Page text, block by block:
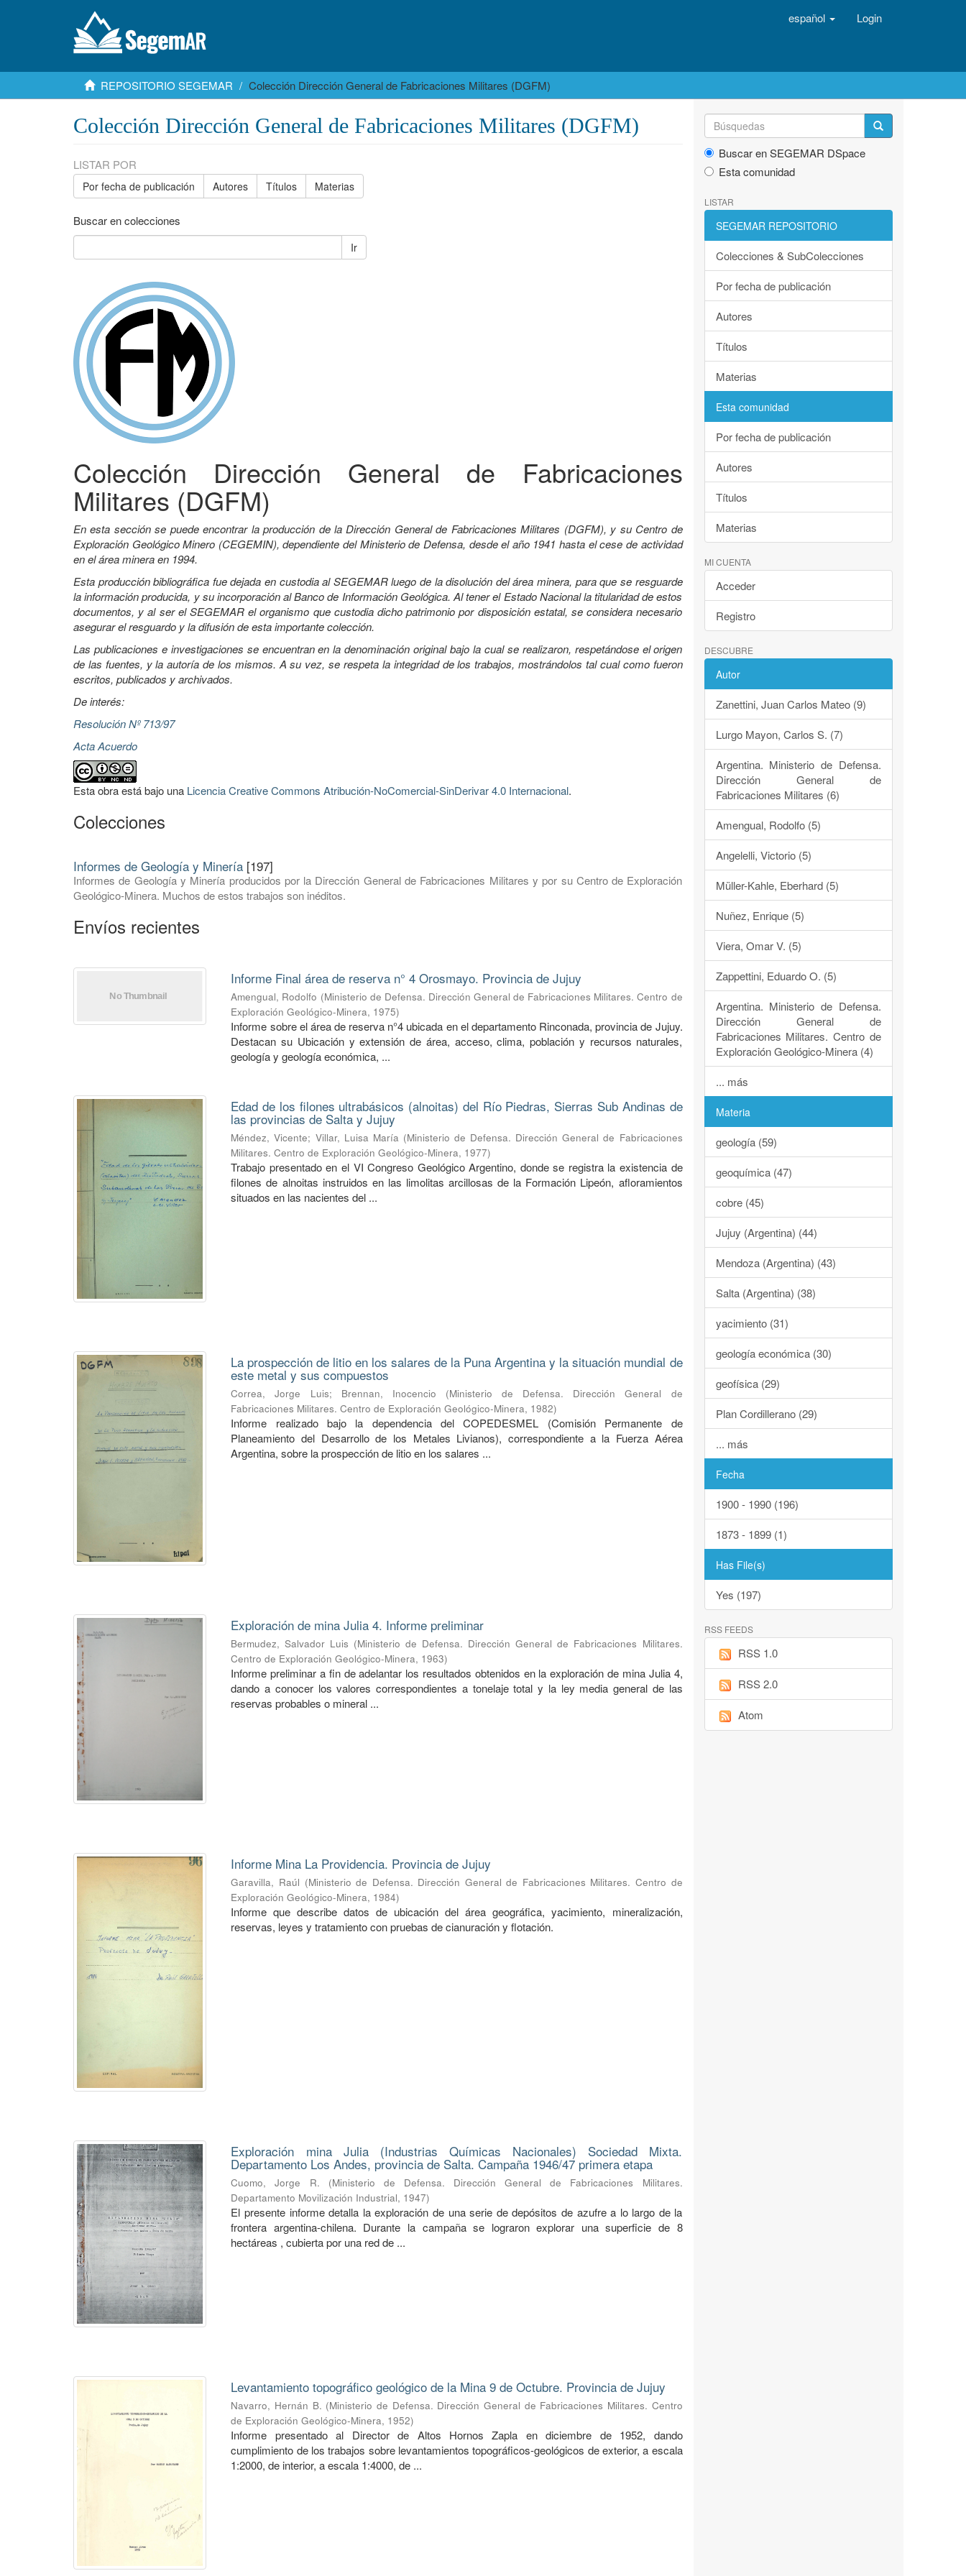
español Login
REPOSITORIO SEGEMAR Colección Dirección General de Fabricaciones Militares (DGFM)
Colección Dirección General de Fabricaciones Militares (DGFM)
LISTAR POR
Por fecha de publicación Autores Títulos Materias
Buscar en colecciones
Ir
Colección Dirección General de Fabricaciones
Militares (DGFM)
En esta sección se puede encontrar la producción de la Dirección General de Fabricaciones Militares (DGFM), y su Centro de
Exploración Geológico Minero (CEGEMIN), dependiente del Ministerio de Defensa, desde el año 1941 hasta el cese de actividad
en el área minera en 1994.
Esta producción bibliográfica fue dejada en custodia al SEGEMAR luego de la disolución del área minera, para que se resguarde
la información producida, y su incorporación al Banco de Información Geológica. Al tener el Estado Nacional la titularidad de estos
documentos, y al ser el SEGEMAR el organismo que custodia dicho patrimonio por disposición estatal, se considera necesario
asegurar el resguardo y la difusión de esta importante colección.
Las publicaciones e investigaciones se encuentran en la denominación original bajo la cual se realizaron, respetándose el origen
de las fuentes, y la autoría de los mismos. A su vez, se respeta la integridad de los trabajos, mostrándolos tal cual como fueron
escritos, publicados y archivados.
De interés:
Resolución Nº 713/97
Acta Acuerdo
Esta obra está bajo una Licencia Creative Commons Atribución-NoComercial-SinDerivar 4.0 Internacional.
Colecciones
Informes de Geología y Minería [197]
Informes de Geología y Minería producidos por la Dirección General de Fabricaciones Militares y por su Centro de Exploración
Geológico-Minera. Muchos de estos trabajos son inéditos.
Envíos recientes
Informe Final área de reserva n° 4 Orosmayo. Provincia de Jujuy
Amengual, Rodolfo (Ministerio de Defensa. Dirección General de Fabricaciones Militares. Centro de
Exploración Geológico-Minera, 1975)
Informe sobre el área de reserva n°4 ubicada en el departamento Rinconada, provincia de Jujuy.
Destacan su Ubicación y extensión de área, acceso, clima, población y recursos naturales,
geología y geología económica, ...
Edad de los filones ultrabásicos (alnoitas) del Río Piedras, Sierras Sub Andinas de
las provincias de Salta y Jujuy
Méndez, Vicente; Villar, Luisa María (Ministerio de Defensa. Dirección General de Fabricaciones
Militares. Centro de Exploración Geológico-Minera, 1977)
Trabajo presentado en el VI Congreso Geológico Argentino, donde se registra la existencia de
filones de alnoitas instruidos en las limolitas arcillosas de la Formación Lipeón, afloramientos
situados en las nacientes del ...
La prospección de litio en los salares de la Puna Argentina y la situación mundial de
este metal y sus compuestos
Correa, Jorge Luis; Brennan, Inocencio (Ministerio de Defensa. Dirección General de
Fabricaciones Militares. Centro de Exploración Geológico-Minera, 1982)
Informe realizado bajo la dependencia del COPEDESMEL (Comisión Permanente de
Planeamiento del Desarrollo de los Metales Livianos), correspondiente a la Fuerza Aérea
Argentina, sobre la prospección de litio en los salares ...
Exploración de mina Julia 4. Informe preliminar
Bermudez, Salvador Luis (Ministerio de Defensa. Dirección General de Fabricaciones Militares.
Centro de Exploración Geológico-Minera, 1963)
Informe preliminar a fin de adelantar los resultados obtenidos en la exploración de mina Julia 4,
dando a conocer los valores correspondientes a tonelaje total y la ley media general de las
reservas probables o mineral ...
Informe Mina La Providencia. Provincia de Jujuy
Garavilla, Raúl (Ministerio de Defensa. Dirección General de Fabricaciones Militares. Centro de
Exploración Geológico-Minera, 1984)
Informe que describe datos de ubicación del área geográfica, yacimiento, mineralización,
reservas, leyes y tratamiento con pruebas de cianuración y flotación.
Exploración mina Julia (Industrias Químicas Nacionales) Sociedad Mixta.
Departamento Los Andes, provincia de Salta. Campaña 1946/47 primera etapa
Cuomo, Jorge R. (Ministerio de Defensa. Dirección General de Fabricaciones Militares.
Departamento Movilización Industrial, 1947)
El presente informe detalla la exploración de una serie de depósitos de azufre a lo largo de la
frontera argentina-chilena. Durante la campaña se lograron explorar una superficie de 8
hectáreas , cubierta por una red de ...
Levantamiento topográfico geológico de la Mina 9 de Octubre. Provincia de Jujuy
Navarro, Hernán B. (Ministerio de Defensa. Dirección General de Fabricaciones Militares. Centro
de Exploración Geológico-Minera, 1952)
Informe presentado al Director de Altos Hornos Zapla en diciembre de 1952, dando
cumplimiento de los trabajos sobre levantamientos topográficos-geológicos de exterior, a escala
1:2000, de interior, a escala 1:4000, de ...
Buscar en SEGEMAR DSpace
Esta comunidad
LISTAR
SEGEMAR REPOSITORIO
Colecciones & SubColecciones
Por fecha de publicación
Autores
Títulos
Materias
Esta comunidad
Por fecha de publicación
Autores
Títulos
Materias
MI CUENTA
Acceder
Registro
DESCUBRE
Autor
Zanettini, Juan Carlos Mateo (9)
Lurgo Mayon, Carlos S. (7)
Argentina. Ministerio de Defensa.
Dirección General de
Fabricaciones Militares (6)
Amengual, Rodolfo (5)
Angelelli, Victorio (5)
Müller-Kahle, Eberhard (5)
Nuñez, Enrique (5)
Viera, Omar V. (5)
Zappettini, Eduardo O. (5)
Argentina. Ministerio de Defensa.
Dirección General de
Fabricaciones Militares. Centro de
Exploración Geológico-Minera (4)
... más
Materia
geología (59)
geoquímica (47)
cobre (45)
Jujuy (Argentina) (44)
Mendoza (Argentina) (43)
Salta (Argentina) (38)
yacimiento (31)
geología económica (30)
geofísica (29)
Plan Cordillerano (29)
... más
Fecha
1900 - 1990 (196)
1873 - 1899 (1)
Has File(s)
Yes (197)
RSS FEEDS
RSS 1.0
RSS 2.0
Atom